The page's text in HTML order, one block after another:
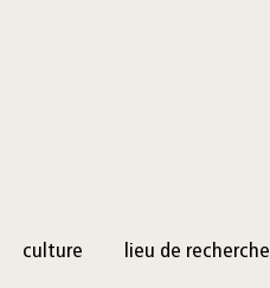
culture lieu de recherche